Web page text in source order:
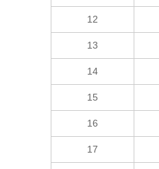
12
13
14
15
16
17